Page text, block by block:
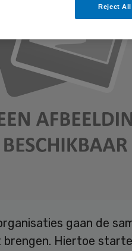
gaan de
Hiertoe
Reject All